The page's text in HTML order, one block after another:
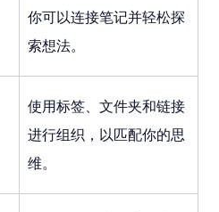
你可以连接笔记并轻松探
索想法。
使用标签、文件夹和链接
进行组织，以匹配你的思
维。